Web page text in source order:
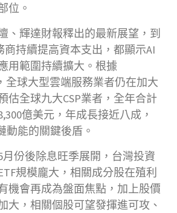
位。
、輝達財報釋出的最新展望，到
商持續提高資本支出，都顯示AI
用範圍持續擴大。根據
全球大型雲端服務業者仍在加大
估全球九大CSP業者，全年合計
億美元，年成長接近八成，
動能的關鍵後盾。
份後除息旺季展開，台灣投資
規模龐大，相關成分股在殖利
機會再成為盤面焦點，加上股價
大，相關個股可望發揮進可攻、